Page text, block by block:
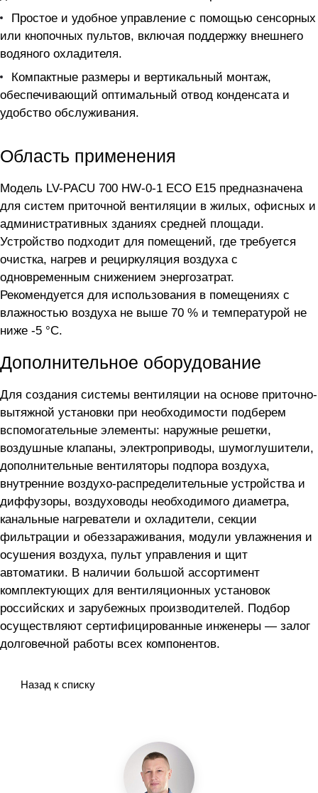
Простое и удобное управление с помощью сенсорных
или кнопочных пультов, включая поддержку внешнего
водяного охладителя.
Компактные размеры и вертикальный монтаж,
обеспечивающий оптимальный отвод конденсата и
удобство обслуживания.
Область применения
Модель LV-PACU 700 HW-0-1 ECO E15 предназначена
для систем приточной вентиляции в жилых, офисных и
административных зданиях средней площади.
Устройство подходит для помещений, где требуется
очистка, нагрев и рециркуляция воздуха с
одновременным снижением энергозатрат.
Рекомендуется для использования в помещениях с
влажностью воздуха не выше 70 % и температурой не
ниже -5 °С.
Дополнительное оборудование
Для создания системы вентиляции на основе приточно-
вытяжной установки при необходимости подберем
вспомогательные элементы: наружные решетки,
воздушные клапаны, электроприводы, шумоглушители,
дополнительные вентиляторы подпора воздуха,
внутренние воздухо-распределительные устройства и
диффузоры, воздуховоды необходимого диаметра,
канальные нагреватели и охладители, секции
фильтрации и обеззараживания, модули увлажнения и
осушения воздуха, пульт управления и щит
автоматики. В наличии большой ассортимент
комплектующих для вентиляционных установок
российских и зарубежных производителей. Подбор
осуществляют сертифицированные инженеры — залог
долговечной работы всех компонентов.
Назад к списку